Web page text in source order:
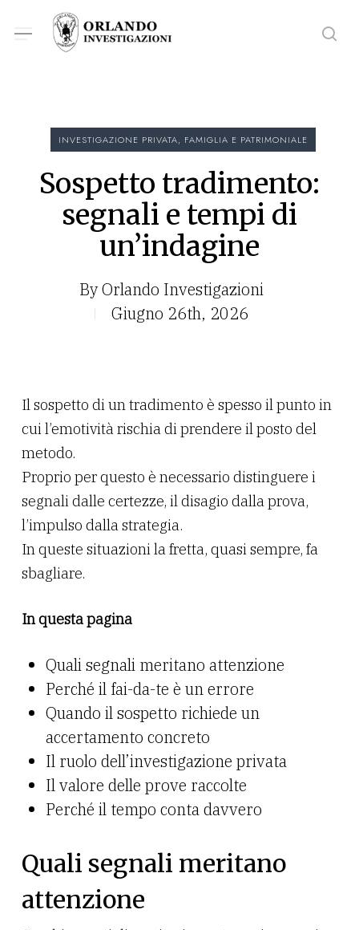
Menu
INVESTIGAZIONE PRIVATA, FAMIGLIA E PATRIMONIALE
Sospetto tradimento:
segnali e tempi di
un’indagine
ByOrlando Investigazioni
Giugno 26th, 2026
Il sospetto di un tradimento è spesso il punto in
cui l’emotività rischia di prendere il posto del
metodo.
Proprio per questo è necessario distinguere i
segnali dalle certezze, il disagio dalla prova,
l’impulso dalla strategia.
In queste situazioni la fretta, quasi sempre, fa
sbagliare.
In questa pagina
Quali segnali meritano attenzione
Perché il fai-da-te è un errore
Quando il sospetto richiede un
accertamento concreto
Il ruolo dell’investigazione privata
Il valore delle prove raccolte
Perché il tempo conta davvero
Quali segnali meritano
attenzione
Menu